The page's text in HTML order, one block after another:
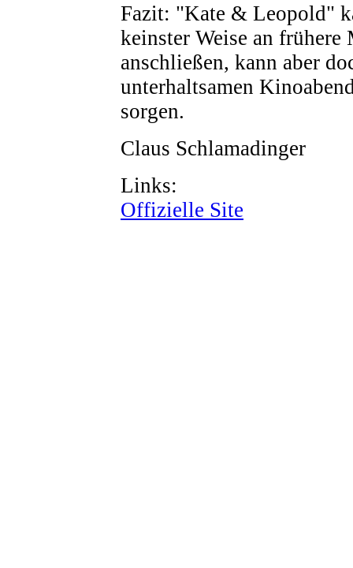
Fazit: "Kate & Leopold"
keinster Weise an frühere
anschließen, kann aber
unterhaltsamen
sorgen.
Claus Schlamadinger
Links:
Offizielle Site